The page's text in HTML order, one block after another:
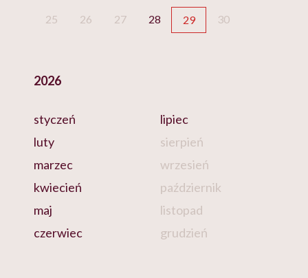
25
26 27 28 29 30
2026
styczeń
luty
marzec
kwiecień
maj
czerwiec
lipiec
sierpień
wrzesień
październik
listopad
grudzień